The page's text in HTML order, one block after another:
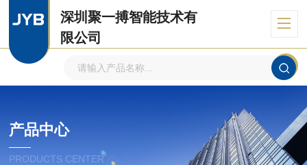
深圳聚一搏智能技术有
限公司
产品中心
PRODUCTS CENTER